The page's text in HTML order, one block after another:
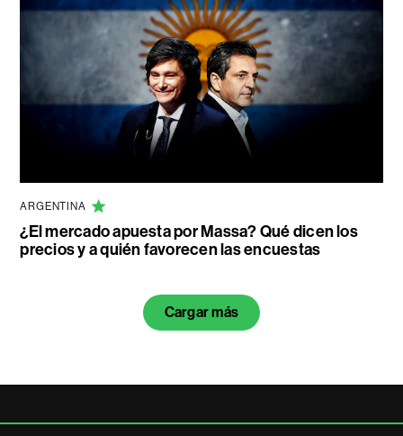
ARGENTINA
¿El mercado apuesta por Massa? Qué dicen los
precios y a quién favorecen las encuestas
Cargar más